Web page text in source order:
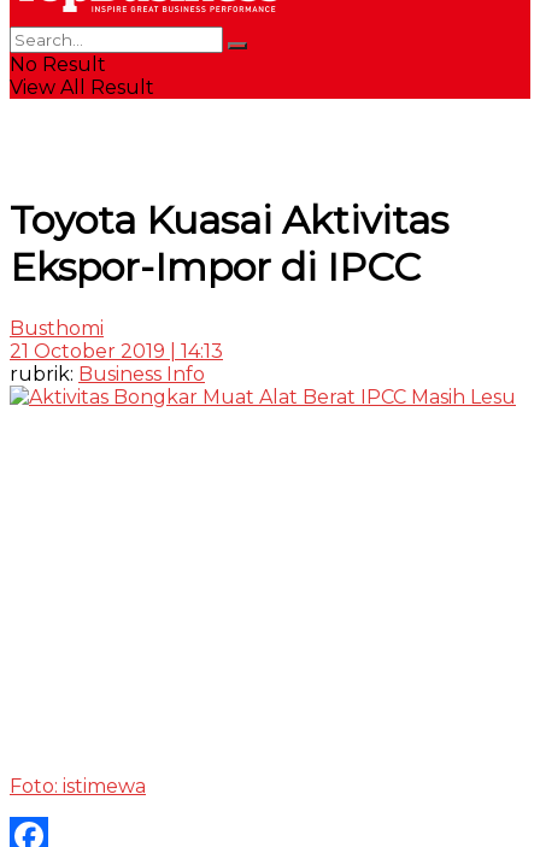
No Result
View All Result
Toyota Kuasai Aktivitas
Ekspor-Impor di IPCC
Busthomi
21 October 2019 | 14:13
rubrik: Business Info
Foto: istimewa